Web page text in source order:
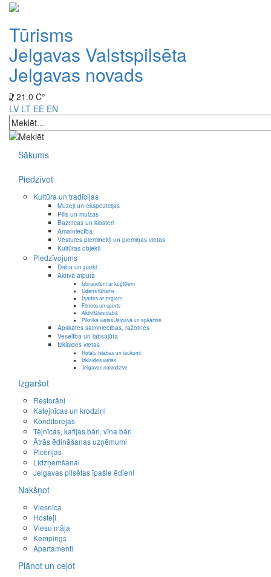
Tūrisms
Jelgavas Valstspilsēta
Jelgavas novads
21.0 C°
LV LT EE EN
Sākums
Piedzīvot
Kultūra un tradīcijas
Muzeji un ekspozīcijas
Pilis un muižas
Baznīcas un klosteri
Amatniecība
Vēstures pieminekļi un piemiņas vietas
Kultūras objekti
Piedzīvojums
Daba un parki
Aktīvā atpūta
Izbraucieni ar kuģīšiem
Ūdens tūrisms
Izjādes ar zirgiem
Fitness un sports
Aktivitātes dabā
Piknika vietas Jelgavā un apkārtnē
Apskates saimniecības, ražotnes
Veselība un labsajūta
Izklaides vietas
Rotaļu istabas un laukumi
Izklaides vietas
Jelgavas naktsdzīve
Izgaršot
Restorāni
Kafejnīcas un krodziņi
Konditorejas
Tējnīcas, kafijas bāri, vīna bāri
Ātrās ēdināšanas uzņēmumi
Picērijas
Līdzņemšanai
Jelgavas pilsētas īpašie ēdieni
Nakšņot
Viesnīca
Hosteļi
Viesu māja
Kempings
Apartamenti
Plānot un ceļot